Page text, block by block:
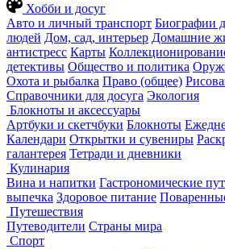
Хобби и досуг
Авто и личный транспорт Биографии
людей Дом, сад, интерьер Домашние
антистресс Карты
детективы Общество и политика
Охота и рыбалка Право (общее)
Справочники для досуга Экология
Блокноты и аксессуары
Артбуки и скетчбуки Блокноты
Календари Открытки и сувениры
галантерея Тетради и дневники
Кулинария
Вина и напитки Гастрономические
выпечка Здоровое питание
Путешествия
Путеводители Страны мира
Спорт